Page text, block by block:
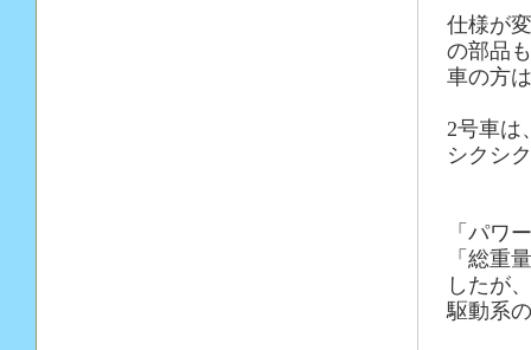
仕様が
の部品
車の方
2号車は
シクシ
「パワ
「総重
したが
駆動系